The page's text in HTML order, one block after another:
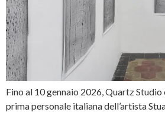
Fino al 10 gennaio 2026, Quartz
prima personale italiana dell’artista